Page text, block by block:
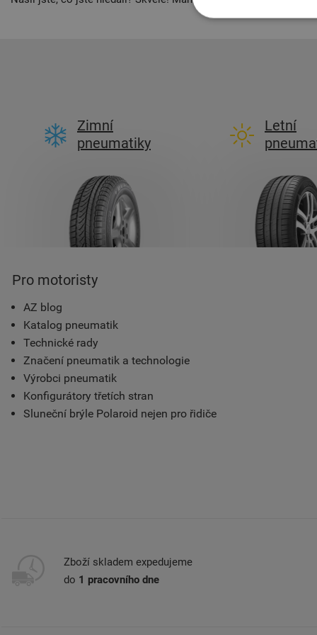
Zimní
pneumatiky
Letní
Pro motoristy
AZ blog
Katalog pneumatik
Technické rady
Značení pneumatik a technologie
Výrobci pneumatik
Konfigurátory třetích stran
Sluneční brýle Polaroid nejen pro řidiče
Zboží skladem expedujeme
do 1 pracovního dne